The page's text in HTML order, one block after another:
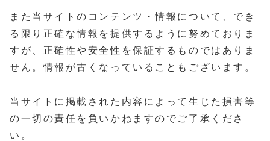
また当サイトのコンテンツ・情報について、でき
る限り正確な情報を提供するように努めておりま
すが、正確性や安全性を保証するものではありま
せん。情報が古くなっていることもございます。
当サイトに掲載された内容によって生じた損害等
の一切の責任を負いかねますのでご了承くださ
い。